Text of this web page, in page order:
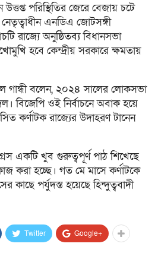
পরিস্থিতির জেরে বেজায় চটে
এনডিএ জোটসঙ্গী
রাজ্যে অনুষ্ঠিতব্য বিধানসভা
হবে কেন্দ্রীয় সরকারে ক্ষমতায়
গান্ধী বলেন, ২০২৪ সালের লোকসভা
বিজেপি ওই নির্বাচনে অবাক হয়ে
কর্ণাটক রাজ্যের উদাহরণ টানেন
একটি খুব গুরুত্বপূর্ণ পাঠ শিখেছে
করা হচ্ছে। গত মে মাসে কর্ণাটকে
কাছে পর্যুদস্ত হয়েছে হিন্দুত্ববাদী
Twitter Google+